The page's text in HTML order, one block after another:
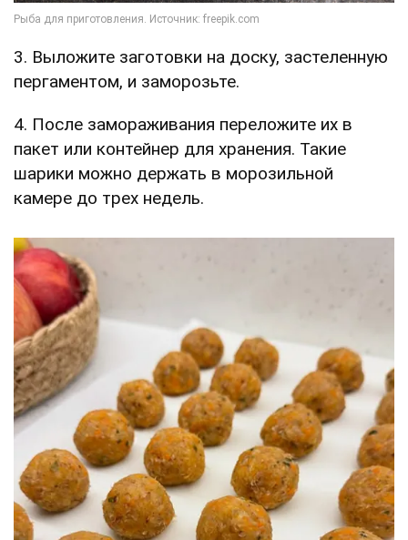
3. Выложите заготовки на доску, застеленную
пергаментом, и заморозьте.
4. После замораживания переложите их в
пакет или контейнер для хранения. Такие
шарики можно держать в морозильной
камере до трех недель.